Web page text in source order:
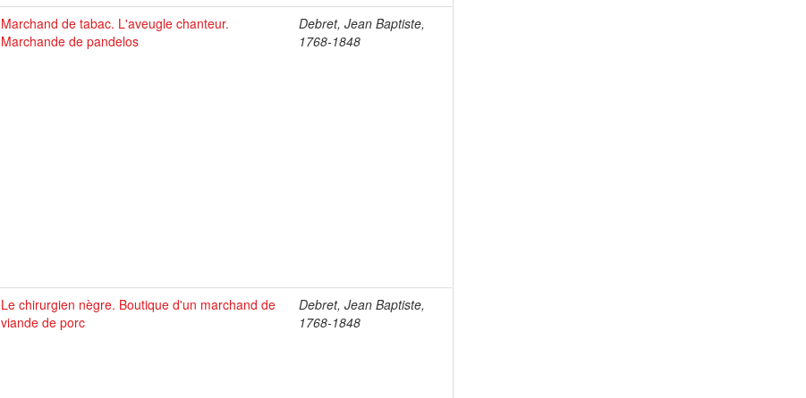
Marchand de tabac. L'aveugle chanteur.
Marchande de pandelos
Debret, Jean Baptiste,
1768-1848
Le chirurgien nègre. Boutique d'un marchand de
viande de porc
Debret, Jean Baptiste,
1768-1848